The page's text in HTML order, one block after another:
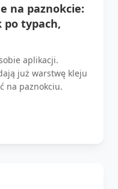
na paznokcie:
po typach,
aplikacji.
już warstwę kleju
na paznokciu.